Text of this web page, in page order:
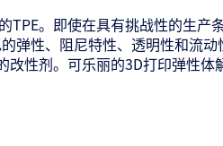
TPE。即使在具有挑战性的生产
弹性、阻尼特性、透明性和流
性剂。可乐丽的3D打印弹性体